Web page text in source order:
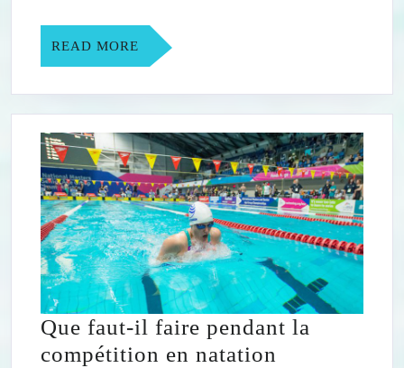
READ MORE READ
MORE
Que faut-il faire pendant la
compétition en natation